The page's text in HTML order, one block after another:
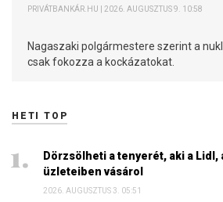
PRIVÁTBANKÁR.HU | 2026. AUGUSZTUS 9. 10:58
Nagaszaki polgármestere szerint a
csak fokozza a kockázatokat.
HETI TOP
Dörzsölheti a tenyerét, aki a Lidl,
üzleteiben vásárol
2026. AUGUSZTUS 3. 05:51